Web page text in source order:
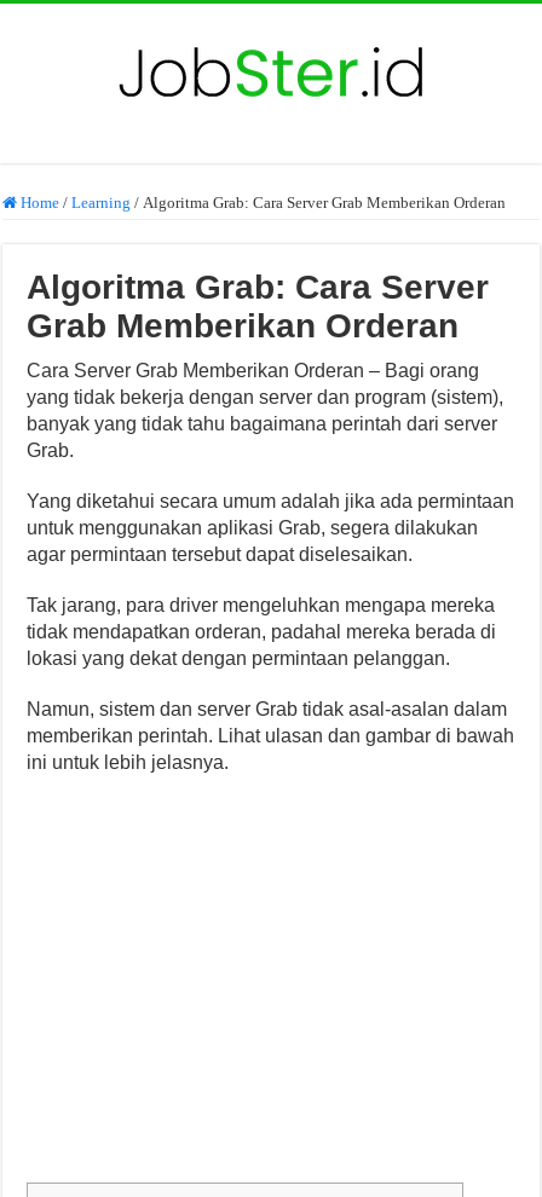
Home / Learning / Algoritma Grab: Cara Server Grab Memberikan Orderan
Algoritma Grab: Cara Server
Grab Memberikan Orderan
Cara Server Grab Memberikan Orderan – Bagi orang
yang tidak bekerja dengan server dan program (sistem),
banyak yang tidak tahu bagaimana perintah dari server
Grab.
Yang diketahui secara umum adalah jika ada permintaan
untuk menggunakan aplikasi Grab, segera dilakukan
agar permintaan tersebut dapat diselesaikan.
Tak jarang, para driver mengeluhkan mengapa mereka
tidak mendapatkan orderan, padahal mereka berada di
lokasi yang dekat dengan permintaan pelanggan.
Namun, sistem dan server Grab tidak asal-asalan dalam
memberikan perintah. Lihat ulasan dan gambar di bawah
ini untuk lebih jelasnya.